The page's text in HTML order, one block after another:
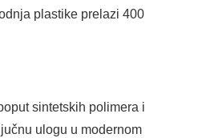
plastike prelazi 400
sintetskih polimera i
ulogu u modernom